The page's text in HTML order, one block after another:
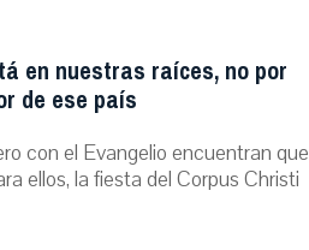
en nuestras raíces, no por
de ese país
con el Evangelio encuentran que
ellos, la fiesta del Corpus Christi